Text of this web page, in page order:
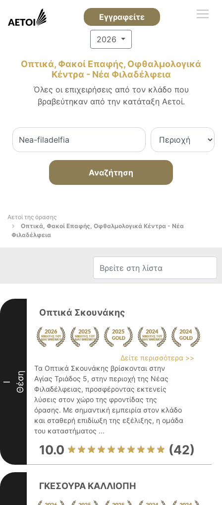
Εγγραφείτε
2026
Οπτικά, Φακοί Επαφής, Οφθαλμολογικά
Κέντρα - Νέα Φιλαδέλφεια
Όλες οι επιχειρήσεις από τον κλάδο που
βραβεύτηκαν από την κατάταξη Αετοί.
Αναζήτηση
Αετοί της όρασης
Οπτικά, Φακοί Επαφής, Οφθαλμολογικά Κέντρα - Νέα
Φιλαδέλφεια
I Θέση
Οπτικά Σκουνάκης
Δείτε περισσότερα >>
Τα Οπτικά Σκουνάκης βρίσκονται στην
Αγίας Τριάδος 5, στην περιοχή της Νέας
Φιλαδέλφειας, προσφέροντας εκτενείς
λύσεις στον χώρο της φροντίδας της
όρασης. Με σημαντική εμπειρία στον κλάδο
και σταθερή επιδίωξη της εξέλιξης, η ομάδα
του καταστήματος ...
10.0 (42)
ΓΚΕΣΟΥΡΑ ΚΑΛΛΙΟΠΗ